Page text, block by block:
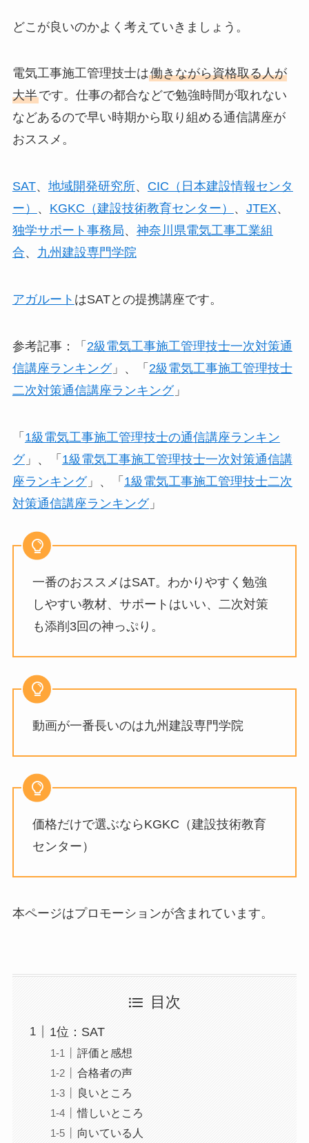
どこが良いのかよく考えていきましょう。
電気工事施工管理技士は働きながら資格取る人が
大半です。仕事の都合などで勉強時間が取れない
などあるので早い時期から取り組める通信講座が
おススメ。
SAT、 地域開発研究所、 CIC（日本建設情報センタ
ー）
、 KGKC（建設技術教育センター） 、 JTEX、
独学サポート事務局、 神奈川県電気工事工業組
合、 九州建設専門学院
アガルート はSATとの提携講座です。
参考記事：「 2級電気工事施工管理技士一次対策通
信講座ランキング」、「 2級電気工事施工管理技士
二次対策通信講座ランキング」
「 1級電気工事施工管理技士の通信講座ランキン
グ」、「 1級電気工事施工管理技士一次対策通信講
座ランキング」、「 1級電気工事施工管理技士二次
対策通信講座ランキング」
一番のおススメはSAT。わかりやすく勉強
しやすい教材、サポートはいい、二次対策
も添削3回の神っぷり。
動画が一番長いのは九州建設専門学院
価格だけで選ぶならKGKC（建設技術教育
センター）
本ページはプロモーションが含まれています。
目次
1位：SAT
評価と感想
合格者の声
良いところ
惜しいところ
向いている人